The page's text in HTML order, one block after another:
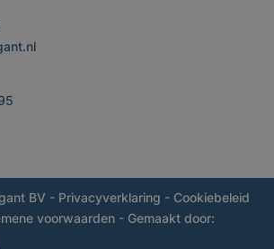
BV - Privacyverklaring - Cookiebeleid
voorwaarden - Gemaakt door: